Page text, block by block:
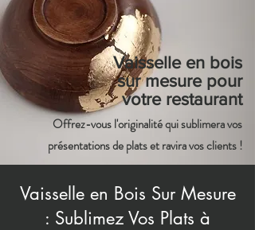
Vaisselle en bois
sur mesure pour
votre restaurant
Offrez-vous l'originalité qui sublimera vos
présentations de plats et ravira vos clients !
Vaisselle en Bois Sur Mesure
: Sublimez Vos Plats à